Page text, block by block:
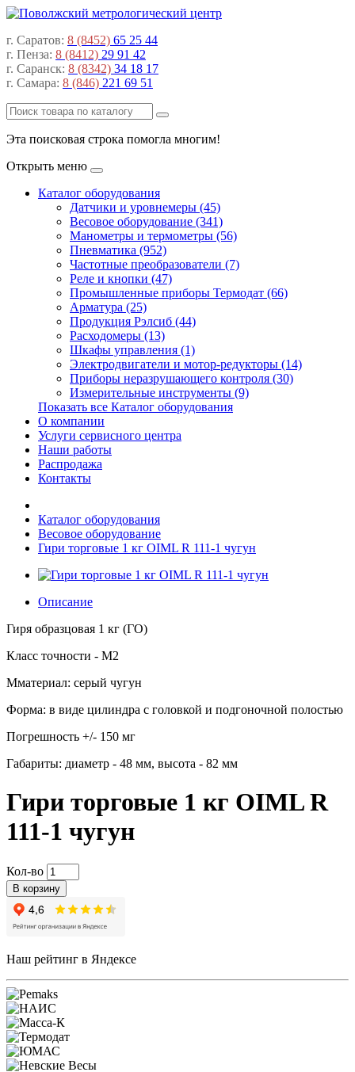
г. Саратов: 8 (8452) 65 25 44
г. Пенза: 8 (8412) 29 91 42
г. Саранск: 8 (8342) 34 18 17
г. Самара: 8 (846) 221 69 51
Эта поисковая строка помогла многим!
Открыть меню
Каталог оборудования
Датчики и уровнемеры (45)
Весовое оборудование (341)
Манометры и термометры (56)
Пневматика (952)
Частотные преобразователи (7)
Реле и кнопки (47)
Промышленные приборы Термодат (66)
Арматура (25)
Продукция Рэлсиб (44)
Расходомеры (13)
Шкафы управления (1)
Электродвигатели и мотор-редукторы (14)
Приборы неразрушающего контроля (30)
Измерительные инструменты (9)
Показать все Каталог оборудования
О компании
Услуги сервисного центра
Наши работы
Распродажа
Контакты
Каталог оборудования
Весовое оборудование
Гири торговые 1 кг OIML R 111-1 чугун
Описание
Гиря образцовая 1 кг (ГО)
Класс точности - М2
Мматериал: серый чугун
Форма: в виде цилиндра с головкой и подгоночной полостью
Погрешность +/- 150 мг
Габариты: диаметр - 48 мм, высота - 82 мм
Гири торговые 1 кг OIML R
111-1 чугун
Кол-во
В корзину
Наш рейтинг в Яндексе